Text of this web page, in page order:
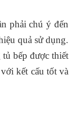
phải chú ý đến
quả sử dụng.
bếp được thiết
kết cấu tốt và